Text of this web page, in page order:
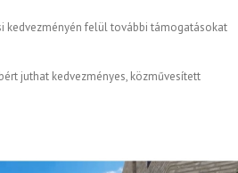
kedvezményén felül további támogatásokat
juthat kedvezményes, közművesített